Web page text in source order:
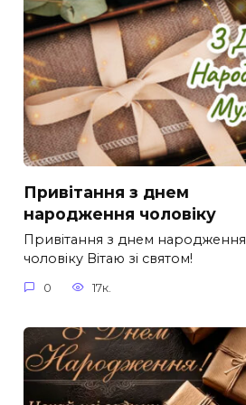
Привітання з днем
народження чоловіку
Привітання з днем народження
чоловіку Вітаю зі святом!
0 17к.